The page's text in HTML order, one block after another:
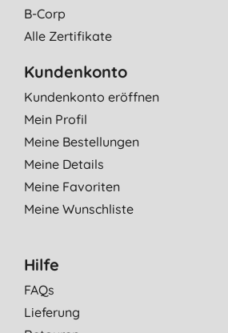
B-Corp
Alle Zertifikate
Kundenkonto
Kundenkonto eröffnen
Mein Profil
Meine Bestellungen
Meine Details
Meine Favoriten
Meine Wunschliste
Hilfe
FAQs
Lieferung